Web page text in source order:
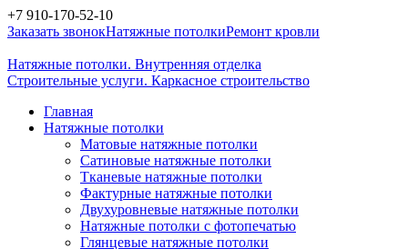
+7 910-170-52-10
Заказать звонокНатяжные потолкиРемонт кровли
Натяжные потолки. Внутренняя отделка
Строительные услуги. Каркасное строительство
Главная
Натяжные потолки
Матовые натяжные потолки
Сатиновые натяжные потолки
Тканевые натяжные потолки
Фактурные натяжные потолки
Двухуровневые натяжные потолки
Натяжные потолки с фотопечатью
Глянцевые натяжные потолки